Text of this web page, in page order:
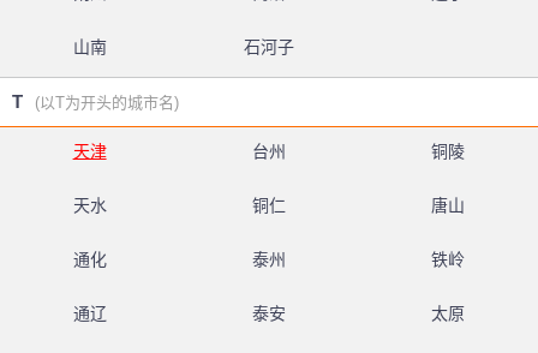
山南 石河子
T (以T为开头的城市名)
天津 台州 铜陵
天水 铜仁 唐山
通化 泰州 铁岭
通辽 泰安 太原